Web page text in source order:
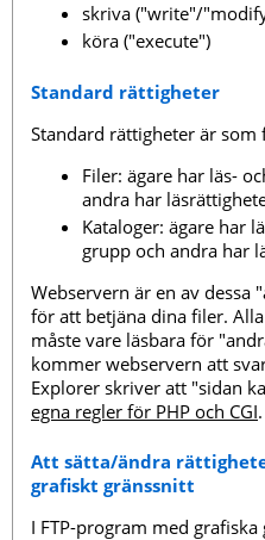
skriva ("write"/
köra ("execute")
Standard rättigheter
Standard rättigheter är som
Filer: ägare har läs-
andra har
Kataloger: ägare har
grupp och andra har
Webservern är en av dessa
för att betjäna dina filer.
måste vare läsbara för
kommer webservern att
Explorer skriver att "sidan
egna regler för PHP och CGI.
Att sätta/ändra
grafiskt gränssnitt
I FTP-program med